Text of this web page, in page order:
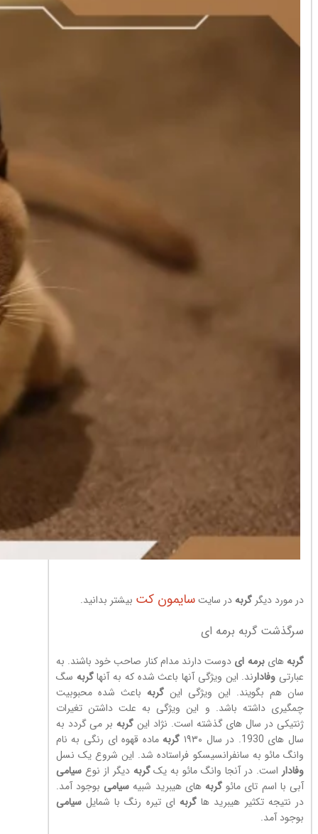
در مورد دیگر گربه در سایتسایمون کت بیشتر بدانید.
سرگذشت گربه برمه ای
گربه هایبرمه ای دوست دارند مدام کنار صاحب خود باشند. به
عبارتی وفادارند. این ویژگی آنها باعث شده که به آنهاگربه سگ
سان هم بگویند. این ویژگی اینگربه باعث شده محبوبیت
چمگیری داشته باشد. و این ویژگی به علت داشتن تغیرات
ژنتیکی در سال های گذشته است. نژاد این گربه بر می گردد به
سال های 1930. در سال ۱۹۳۰
گربه ماده قهوه ای رنگی به نام
وانگ مائو به سانفرانسیسکو فراستاده شد. این شروع یک نسل
وفادار است. در آنجا وانگ مائو به یکگربه دیگر از نوعسیامی
آبی با اسم تای مائو گربه های هیبرید شبیه سیامی بوجود آمد.
در نتیجه تکثیر هیبرید ها گربه ای تیره رنگ با شمایلسیامی
بوجود آمد.